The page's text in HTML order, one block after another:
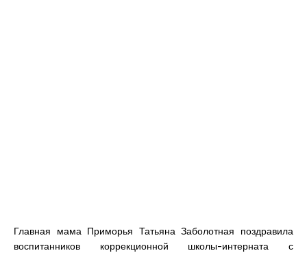
Главная мама Приморья Татьяна Заболотная поздравила
воспитанников коррекционной школы-интерната с